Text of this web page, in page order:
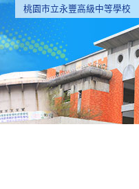
桃園市立永豐高級中等學校